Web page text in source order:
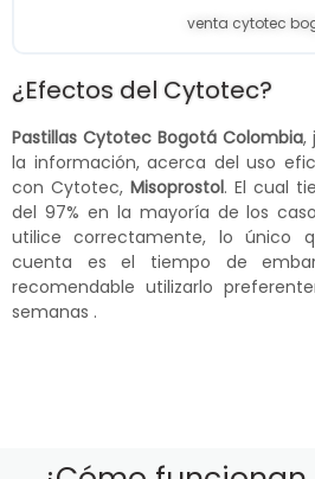
venta cytotec
¿Efectos del Cytotec?
Pastillas Cytotec Bogotá Colombia,
la información, acerca del uso
con Cytotec, Misoprostol. El cual
del 97% en la mayoría de los
utilice correctamente, lo único
cuenta es el tiempo de
recomendable utilizarlo
semanas .